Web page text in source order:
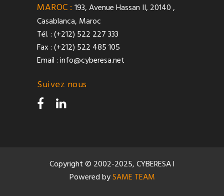
MAROC : 193, Avenue Hassan II, 20140 ,
Casablanca, Maroc
Tél. : (+212) 522 227 333
Fax : (+212) 522 485 105
Email :info@cyberesa.net
Suivez nous
Copyright © 2002-2025, CYBERESA l
Powered bySAME TEAM